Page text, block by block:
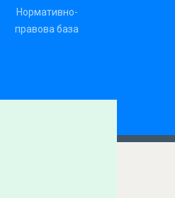
Нормативно-
правова база